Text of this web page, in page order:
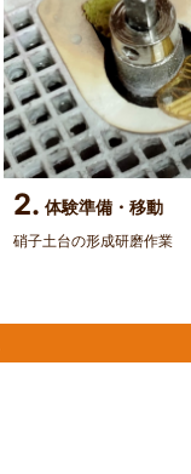
2. 体験準備・移動
硝子土台の形成研磨作業